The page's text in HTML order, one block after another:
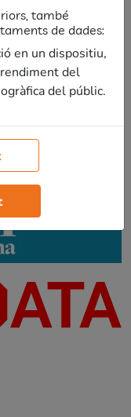
també
de dades:
en un dispositiu,
del
del públic.